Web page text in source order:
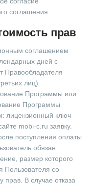
соглашения.
прав
соглашением
дней с
Правообладателя
лиц)
Программы или
Программы
лицензионный ключ
mobi-c.ru заявку.
поступления оплаты
обязан
размер которого
Пользователя со
В случае отказа